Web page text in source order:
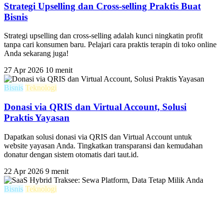
Strategi Upselling dan Cross-selling Praktis Buat
Bisnis
Strategi upselling dan cross-selling adalah kunci ningkatin profit
tanpa cari konsumen baru. Pelajari cara praktis terapin di toko online
Anda sekarang juga!
27 Apr 2026 10 menit
Bisnis Teknologi
Donasi via QRIS dan Virtual Account, Solusi
Praktis Yayasan
Dapatkan solusi donasi via QRIS dan Virtual Account untuk
website yayasan Anda. Tingkatkan transparansi dan kemudahan
donatur dengan sistem otomatis dari taut.id.
22 Apr 2026 9 menit
Bisnis Teknologi